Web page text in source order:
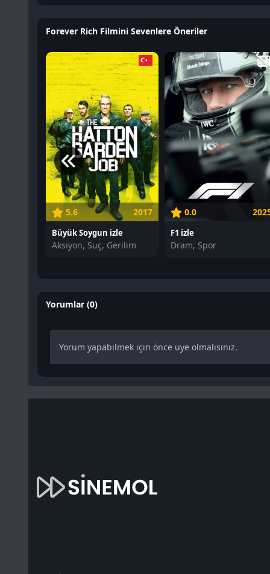
Forever Rich Filmini Sevenlere Öneriler
5.6 2017
Büyük Soygun izle
Aksiyon, Suç, Gerilim
0.0
F1 izle
Dram, Spor
Yorumlar (0)
Yorum yapabilmek için önce üye olmalısınız.